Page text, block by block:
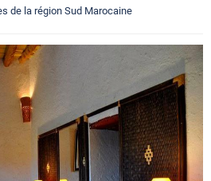
de la région Sud Marocaine